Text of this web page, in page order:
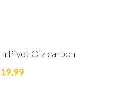
Pivot Oiz carbon